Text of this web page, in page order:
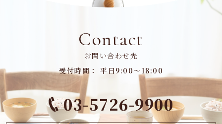
Contact
お問い合わせ先
受付時間： 平日9:00～18:00
03-5726-9900